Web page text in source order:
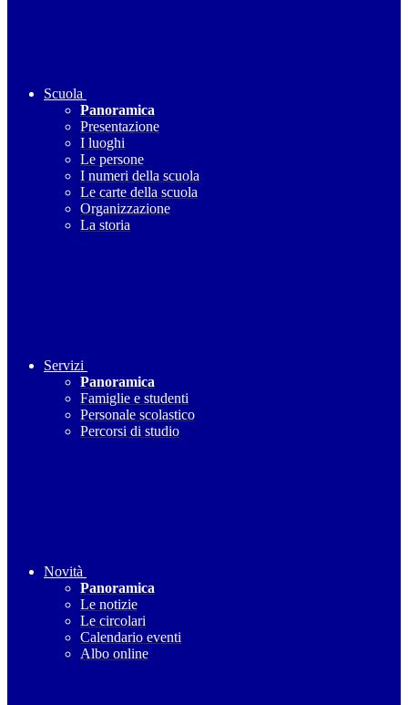
Scuola
Panoramica
Presentazione
I luoghi
Le persone
I numeri della scuola
Le carte della scuola
Organizzazione
La storia
Servizi
Panoramica
Famiglie e studenti
Personale scolastico
Percorsi di studio
Novità
Panoramica
Le notizie
Le circolari
Calendario eventi
Albo online